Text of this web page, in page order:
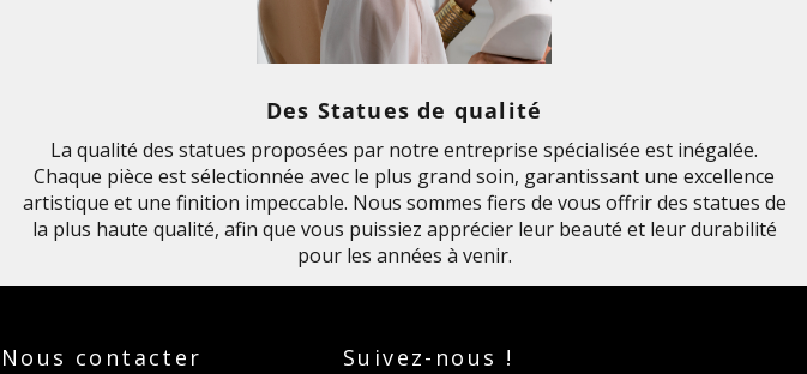
Des Statues de qualité
La qualité des statues proposées par notre entreprise spécialisée est inégalée.
Chaque pièce est sélectionnée avec le plus grand soin, garantissant une excellence
artistique et une finition impeccable. Nous sommes fiers de vous offrir des statues de
la plus haute qualité, afin que vous puissiez apprécier leur beauté et leur durabilité
pour les années à venir.
Nous contacter Suivez-nous !